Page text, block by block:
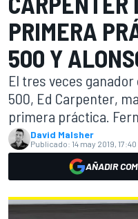
PRIMERA
500 Y
El tres veces
500, Ed Carpenter,
primera práctica.
David Malsher
Publicado: 14 may 2019, 17:40
AÑADIR